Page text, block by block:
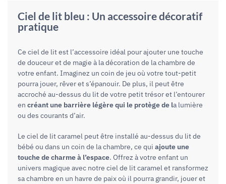
Ciel de lit bleu : Un accessoire décoratif
pratique
Ce ciel de lit est l’accessoire idéal pour ajouter une touche
de douceur et de magie à la décoration de la chambre de
votre enfant. Imaginez un coin de jeu où votre tout-petit
pourra jouer, rêver et s’épanouir. De plus, il peut être
accroché au-dessus du lit de votre petit trésor et l’entourer
en créant une barrière légère qui le protège de la lumière
ou des courants d’air.
Le ciel de lit caramel peut être installé au-dessus du lit de
bébé ou dans un coin de la chambre, ce qui ajoute une
touche de charme à l’espace. Offrez à votre enfant un
univers magique avec notre ciel de lit caramel et ransformez
sa chambre en un havre de paix où il pourra grandir, jouer et